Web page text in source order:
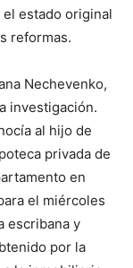
estado original
reformas.
Nechevenko,
investigación.
al hijo de
privada de
en
el miércoles
escribana y
por la